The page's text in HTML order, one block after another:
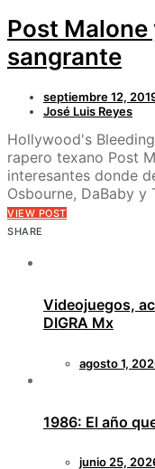
Post
sangrante
septiembre 12,
José Luis Reyes
Hollywood's
rapero texano Post
interesantes donde
Osbourne, DaBaby y
VIEW POST
SHARE
Videojuegos,
DIGRA Mx
agosto 1,
1986: El año
junio 25,